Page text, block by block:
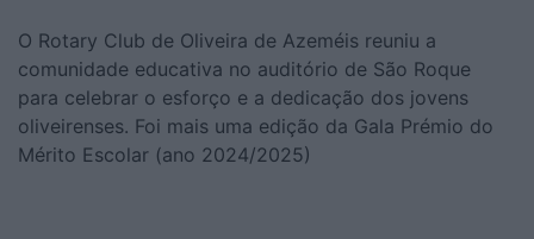
O Rotary Club de Oliveira de Azeméis reuniu a
comunidade educativa no auditório de São Roque
para celebrar o esforço e a dedicação dos jovens
oliveirenses. Foi mais uma edição da Gala Prémio do
Mérito Escolar (ano 2024/2025)